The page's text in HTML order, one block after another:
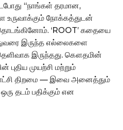
“நாங்கள் தரமான,
உருவாக்கும் நோக்கத்துடன்
‘ROOT’ கதையை
இருந்த எல்லைகளை
இருந்தது. கௌதமின்
முயற்சி மற்றும்
திறமை — இவை அனைத்தும்
ஒரு தடம் பதிக்கும் என